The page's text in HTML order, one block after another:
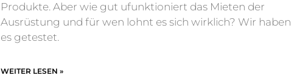
Produkte. Aber wie gut ufunktioniert das Mieten der
Ausrüstung und für wen lohnt es sich wirklich? Wir haben
es getestet.
WEITER LESEN »